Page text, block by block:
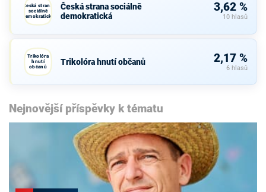
Česká strana
sociálně
demokratická
Česká strana sociálně
demokratická
3,62 %
10 hlasů
Trikolóra
hnutí
občanů
Trikolóra hnutí občanů 2,17 %
6 hlasů
Nejnovější příspěvky k tématu